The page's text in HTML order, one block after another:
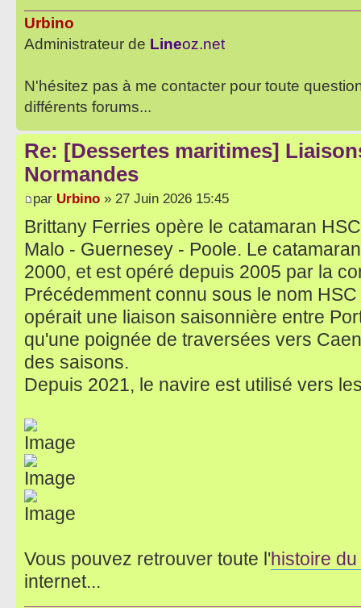
Urbino
Administrateur de Lineoz.net
N'hésitez pas à me contacter pour toute
différents forums...
Re: [Dessertes maritimes]
Normandes
par Urbino » 27 Juin 2026 15:45
Brittany Ferries opère le catamaran
Malo - Guernesey - Poole. Le
2000, et est opéré depuis 2005 par la
Précédemment connu sous le nom
opérait une liaison saisonnière entre
qu'une poignée de traversées vers
des saisons.
Depuis 2021, le navire est utilisé vers
Vous pouvez retrouver toute l'histoire
internet...